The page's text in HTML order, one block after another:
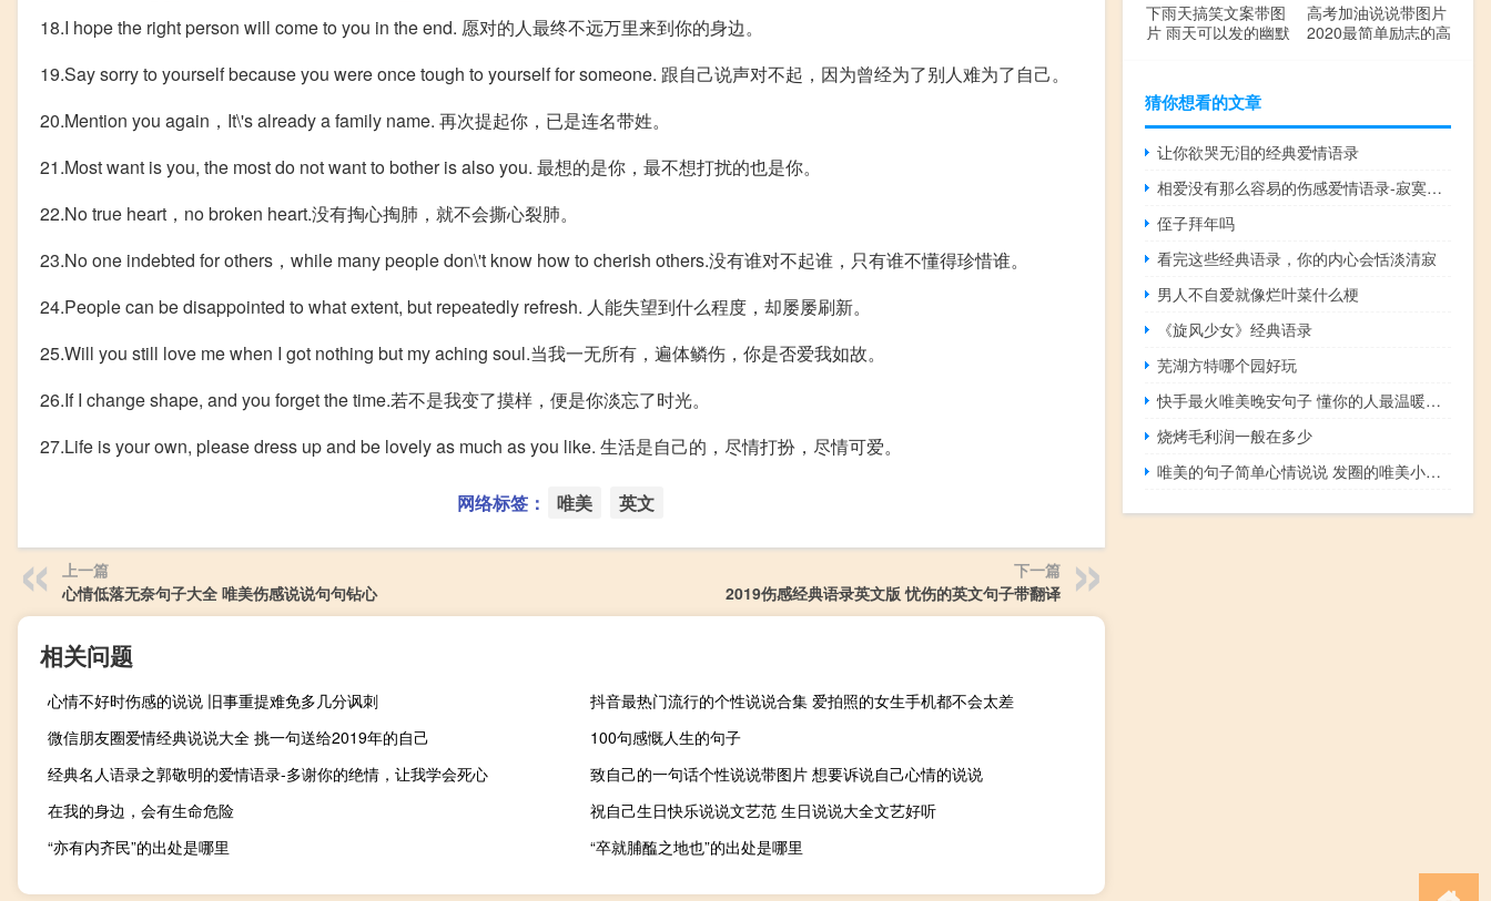
18.I hope the right person will come to you in the end. 愿对的人最终不远万里来到你的身边。
19.Say sorry to yourself because you were once tough to yourself for someone. 跟自己说声对不起，因为曾经为了别人难为了自己。
20.Mention you again，It\'s already a family name. 再次提起你，已是连名带姓。
21.Most want is you, the most do not want to bother is also you. 最想的是你，最不想打扰的也是你。
22.No true heart，no broken heart.没有掏心掏肺，就不会撕心裂肺。
23.No one indebted for others，while many people don\'t know how to cherish others.没有谁对不起谁，只有谁不懂得珍惜谁。
24.People can be disappointed to what extent, but repeatedly refresh. 人能失望到什么程度，却屡屡刷新。
25.Will you still love me when I got nothing but my aching soul.当我一无所有，遍体鳞伤，你是否爱我如故。
26.If I change shape, and you forget the time.若不是我变了摸样，便是你淡忘了时光。
27.Life is your own, please dress up and be lovely as much as you like. 生活是自己的，尽情打扮，尽情可爱。
网络标签： 唯美 英文
上一篇
心情低落无奈句子大全 唯美伤感说说句句钻心
下一篇
2019伤感经典语录英文版 忧伤的英文句子带翻译
相关问题
心情不好时伤感的说说 旧事重提难免多几分讽刺
抖音最热门流行的个性说说合集 爱拍照的女生手机都不会太差
微信朋友圈爱情经典说说大全 挑一句送给2019年的自己
100句感慨人生的句子
经典名人语录之郭敬明的爱情语录-多谢你的绝情，让我学会死心
致自己的一句话个性说说带图片 想要诉说自己心情的说说
在我的身边，会有生命危险
祝自己生日快乐说说文艺范 生日说说大全文艺好听
“亦有内齐民”的出处是哪里
“卒就脯醢之地也”的出处是哪里
下雨天搞笑文案带图
片 雨天可以发的幽默
高考加油说说带图片
2020最简单励志的高
猜你想看的文章
让你欲哭无泪的经典爱情语录
相爱没有那么容易的伤感爱情语录-寂寞吞噬了我的心
侄子拜年吗
看完这些经典语录，你的内心会恬淡清寂
男人不自爱就像烂叶菜什么梗
《旋风少女》经典语录
芜湖方特哪个园好玩
快手最火唯美晚安句子 懂你的人最温暖晚安
烧烤毛利润一般在多少
唯美的句子简单心情说说 发圈的唯美小清新句子